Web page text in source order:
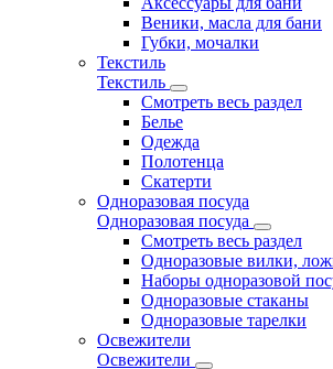
Веники, масла для бани
Губки, мочалки
Текстиль
Текстиль
Смотреть весь раздел
Белье
Одежда
Полотенца
Скатерти
Одноразовая посуда
Одноразовая посуда
Смотреть весь раздел
Одноразовые вилки,
Наборы одноразовой
Одноразовые стаканы
Одноразовые тарелки
Освежители
Освежители